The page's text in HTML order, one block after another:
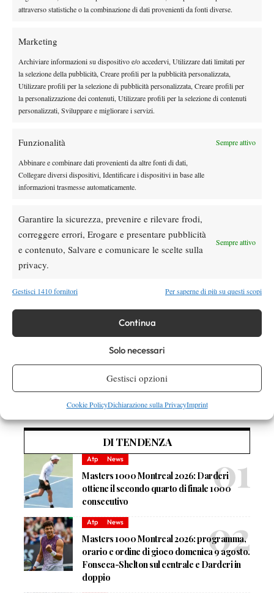
attraverso statistiche o la combinazione di dati provenienti da fonti diverse.
Marketing
Archiviare informazioni su dispositivo e/o accedervi, Utilizzare dati limitati per
la selezione della pubblicità, Creare profili per la pubblicità personalizzata,
Utilizzare profili per la selezione di pubblicità personalizzata, Creare profili per
la personalizzazione dei contenuti, Utilizzare profili per la selezione di contenuti
personalizzati, Sviluppare e migliorare i servizi.
Funzionalità Sempre attivo
Abbinare e combinare dati provenienti da altre fonti di dati,
Collegare diversi dispositivi, Identificare i dispositivi in base alle
informazioni trasmesse automaticamente.
Garantire la sicurezza, prevenire e rilevare frodi,
correggere errori, Erogare e presentare pubblicità
e contenuto, Salvare e comunicare le scelte sulla
privacy.
Sempre attivo
Gestisci 1410 fornitori Per saperne di più su questi scopi
Continua
Solo necessari
Gestisci opzioni
Cookie PolicyDichiarazione sulla PrivacyImprint
gigante argentino ha trovato un paio di dritti che gli hanno
sorpresa un match rocambolesco e dai due volti contro Filippo
Volandri. Dopo aver conquistato il suo unico titolo qui in Italia
poche settimane fa nel Futures di Santa Margherita di Pula, ecco
un altro exploit del giovane transalpino. In programma domani
anche la finale di doppio tra la coppia sudamericana Garin/Saez e
RISULATI – Singolare, Quarti di finale: [4] M. Cecchinato (Ita)
b. [Q] F. Cipolla (Ita) 6-3 6-2; [Q] R. Dutra Silva (Bra) b. [Q] B.
Paire (Fra) [1] 6-4 6-4; [2] F. Delbonis (Arg) b. [Q] L. Djere (Srb)
7-6(4) 6-3; C. Hemery (Fra) b. [8] F. Volandri (Ita) 6-0 1-6 6-4.
[2] F. Delbonis (Arg) vs C. Hemery (Fra)
Marco Cecchinato
Nessun commento
Devi essereconnessoper inviare un commento.
DI TENDENZA
Atp News
Masters 1000 Montreal 2026: Darderi
ottiene il secondo quarto di finale 1000
consecutivo
Atp News
Masters 1000 Montreal 2026: programma,
orario e ordine di gioco domenica 9 agosto.
Fonseca-Shelton sul centrale e Darderi in
doppio